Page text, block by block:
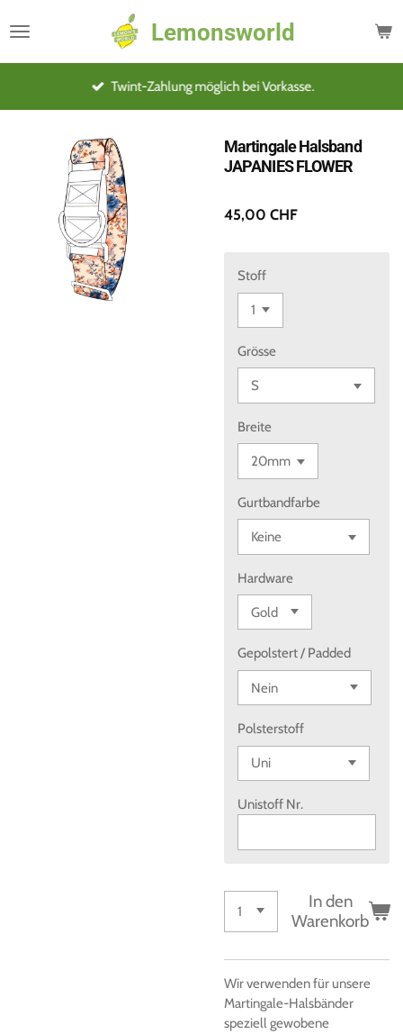
Hauptinhalt
Lemonsworld
Twint-Zahlung möglich bei Vorkasse.
Martingale Halsband
JAPANIES FLOWER
45,00 CHF
Stoff
Grösse
Breite
Gurtbandfarbe
Hardware
Gepolstert / Padded
Polsterstoff
Unistoff Nr.
In den
Warenkorb
Wir verwenden für unsere
Martingale-Halsbänder
speziell gewobene